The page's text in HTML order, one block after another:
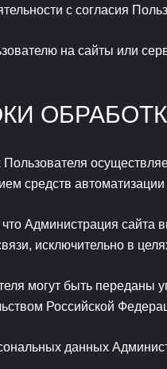
с согласия
на сайты или
средств автоматизации
Администрация
исключительно в
могут быть переданы
Российской
данных